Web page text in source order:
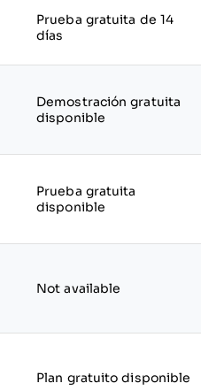
Prueba gratuita de 14
días
Demostración gratuita
disponible
Prueba gratuita
disponible
Not available
Plan gratuito disponible